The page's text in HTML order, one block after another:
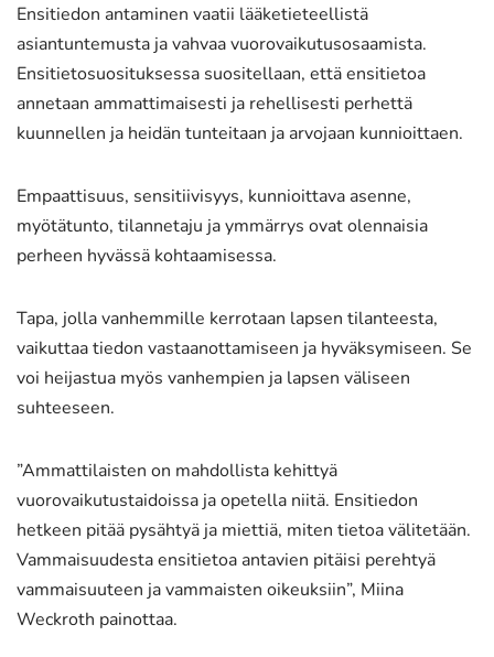
Ensitiedon antaminen vaatii lääketieteellistä
asiantuntemusta ja vahvaa vuorovaikutusosaamista.
Ensitietosuosituksessa suositellaan, että ensitietoa
annetaan ammattimaisesti ja rehellisesti perhettä
kuunnellen ja heidän tunteitaan ja arvojaan kunnioittaen.
Empaattisuus, sensitiivisyys, kunnioittava asenne,
myötätunto, tilannetaju ja ymmärrys ovat olennaisia
perheen hyvässä kohtaamisessa.
Tapa, jolla vanhemmille kerrotaan lapsen tilanteesta,
vaikuttaa tiedon vastaanottamiseen ja hyväksymiseen. Se
voi heijastua myös vanhempien ja lapsen väliseen
suhteeseen.
”Ammattilaisten on mahdollista kehittyä
vuorovaikutustaidoissa ja opetella niitä. Ensitiedon
hetkeen pitää pysähtyä ja miettiä, miten tietoa välitetään.
Vammaisuudesta ensitietoa antavien pitäisi perehtyä
vammaisuuteen ja vammaisten oikeuksiin”, Miina
Weckroth painottaa.